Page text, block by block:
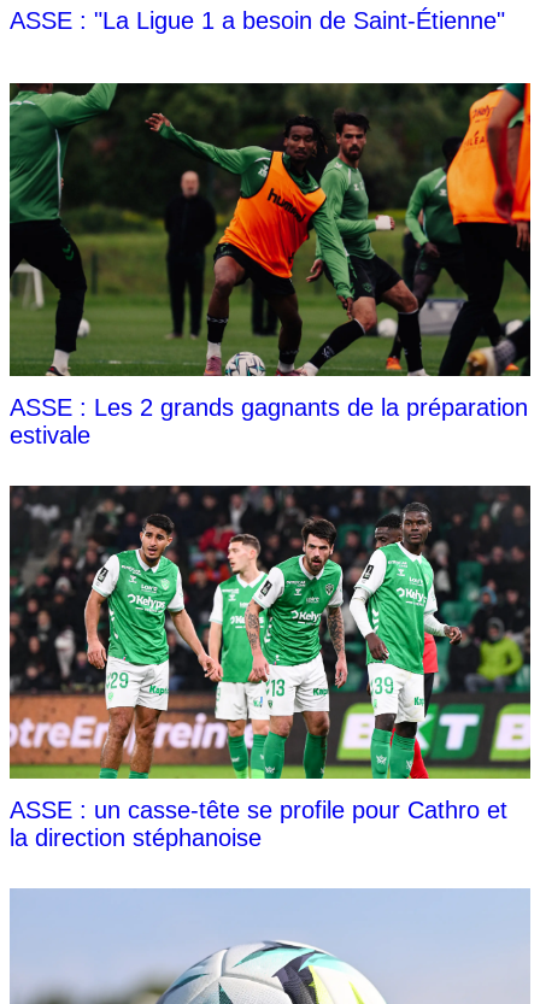
ASSE : "La Ligue 1 a besoin de Saint-Étienne"
ASSE : Les 2 grands gagnants de la préparation
estivale
ASSE : un casse-tête se profile pour Cathro et
la direction stéphanoise